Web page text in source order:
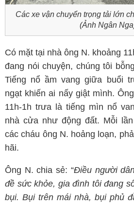
Các xe vận chuyển trọng tải lớn
(Ảnh Ngân
Có mặt tại nhà ông N. khoảng
đang nói chuyện, chúng tôi
Tiếng nổ ầm vang giữa buổi
ngạt khiến ai nấy giật mình.
11h-1h trưa là tiếng mìn nổ
nhà cửa như động đất. Mỗi
các cháu ông N. hoảng loạn,
hãi.
Ông N. chia sẻ: “Điều người
đề sức khỏe, gia đình tôi đang
bụi. Bụi trên mái nhà, bụi phủ